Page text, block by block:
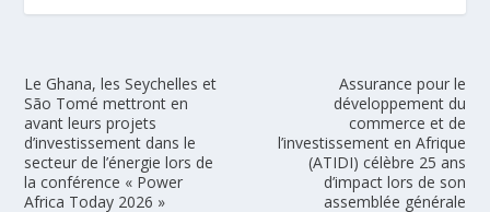
Le Ghana, les Seychelles et
São Tomé mettront en
avant leurs projets
d’investissement dans le
secteur de l’énergie lors de
la conférence « Power
Africa Today 2026 »
Assurance pour le
développement du
commerce et de
l’investissement en Afrique
(ATIDI) célèbre 25 ans
d’impact lors de son
assemblée générale